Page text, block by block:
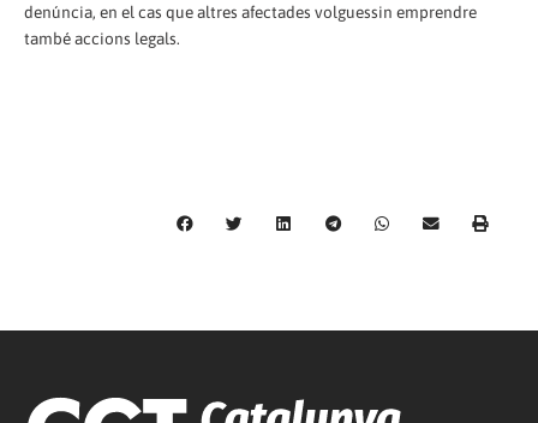
denúncia, en el cas que altres afectades volguessin emprendre
també accions legals.